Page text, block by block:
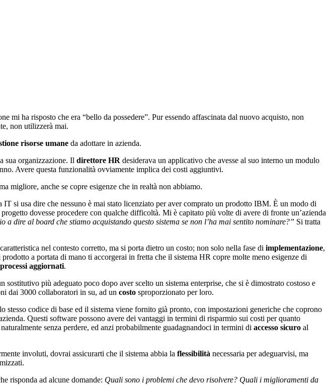
ha risposto che era “bello da possedere”. Pur essendo affascinata dal nuovo acquisto, non
non utilizzerà mai.
risorse umane da adottare in azienda.
sua organizzazione. Il direttore HR desiderava un applicativo che avesse al suo interno un modulo
Avere questa funzionalità ovviamente implica dei costi aggiuntivi.
migliore, anche se copre esigenze che in realtà non abbiamo.
IT si usa dire che nessuno è mai stato licenziato per aver comprato un prodotto IBM. È un modo di
dovesse procedere con qualche difficoltà. Mi è capitato più volte di avere di fronte un’azienda
a dire al board che stiamo acquistando questo sistema se non l’ha mai sentito nominare?” Si tratta
nel contesto corretto, ma si porta dietro un costo; non solo nella fase di implementazione,
a portata di mano ti accorgerai in fretta che il sistema HR copre molte meno esigenze di
aggiornati.
più adeguato poco dopo aver scelto un sistema enterprise, che si è dimostrato costoso e
dai 3000 collaboratori in su, ad un costo sproporzionato per loro.
codice di base ed il sistema viene fornito già pronto, con impostazioni generiche che coprono
Questi software possono avere dei vantaggi in termini di risparmio sui costi per quanto
senza perdere, ed anzi probabilmente guadagnandoci in termini di accesso sicuro al
involuti, dovrai assicurarti che il sistema abbia la flessibilità necessaria per adeguarvisi, ma
risponda ad alcune domande: Quali sono i problemi che devo risolvere? Quali i miglioramenti da